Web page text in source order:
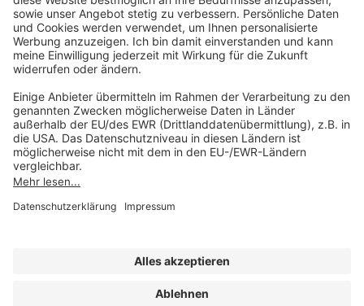
Mo-Do 07:30 - 17:00 Uhr
Fr 07:30 - 15:00 Uhr
Folgen Sie uns
Impressum
Datenschutz
AGB und Lizenzbedingungen
Erklärung zur Barrierefreiheit